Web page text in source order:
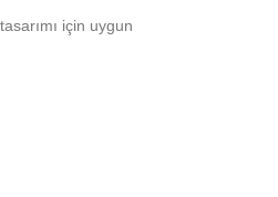
için uygun